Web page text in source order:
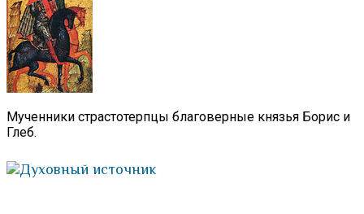
Мученники страстотерпцы благоверные князья Борис и
Глеб.
Духовный источник